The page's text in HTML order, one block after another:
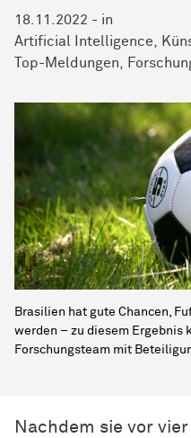
18.11.2022 - in
Artificial Intelligence
Top-Meldungen
Brasilien hat gute Chancen,
werden – zu diesem Ergebnis
Forschungsteam mit
Nachdem sie vor